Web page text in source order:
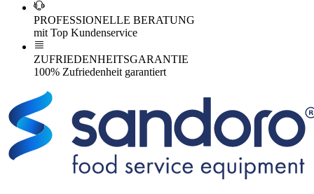
PROFESSIONELLE BERATUNG
mit Top Kundenservice
ZUFRIEDENHEITSGARANTIE
100% Zufriedenheit garantiert